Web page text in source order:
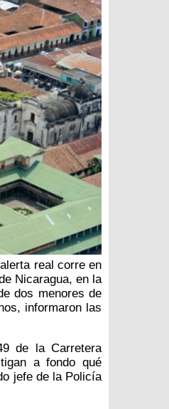
real corre en
Nicaragua, en la
dos menores de
informaron las
de la Carretera
a fondo qué
jefe de la Policía